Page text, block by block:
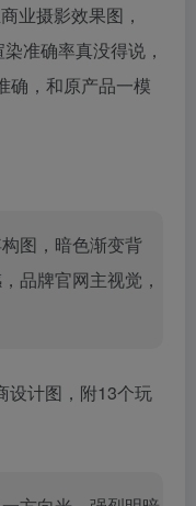
业摄影效果图，
准确率真没得说，
确，和原产品一模
图，暗色渐变背
品牌官网主视觉，